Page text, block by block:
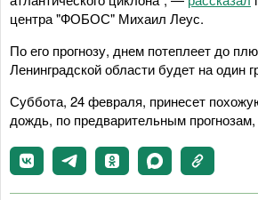
центра "ФОБОС" Михаил Леус.
По его прогнозу, днем потеплеет до
Ленинградской области будет на один
Суббота, 24 февраля, принесет
дождь, по предварительным